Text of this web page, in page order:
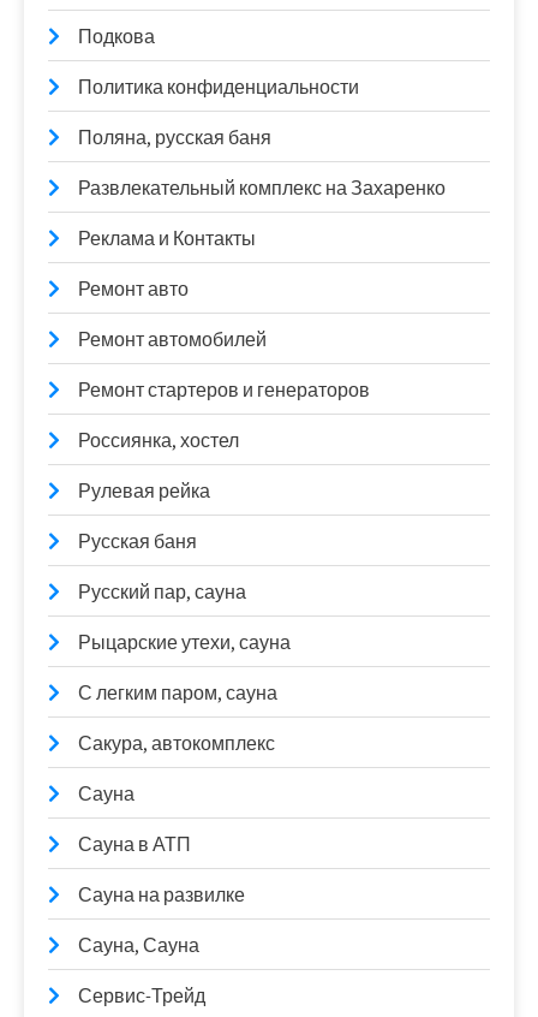
Подкова
Политика конфиденциальности
Поляна, русская баня
Развлекательный комплекс на Захаренко
Реклама и Контакты
Ремонт авто
Ремонт автомобилей
Ремонт стартеров и генераторов
Россиянка, хостел
Рулевая рейка
Русская баня
Русский пар, сауна
Рыцарские утехи, сауна
С легким паром, сауна
Сакура, автокомплекс
Сауна
Сауна в АТП
Сауна на развилке
Сауна, Сауна
Сервис-Трейд